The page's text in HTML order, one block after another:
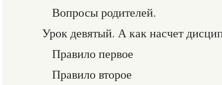
Вопросы родителей.
Урок девятый. А как насчет
Правило первое
Правило второе